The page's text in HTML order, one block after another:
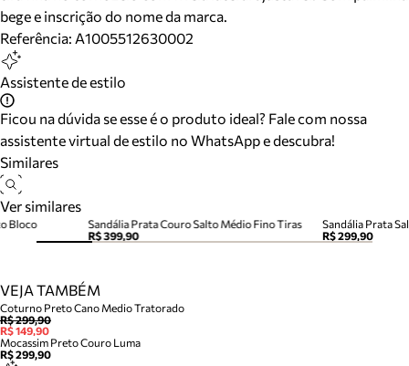
bege e inscrição do nome da marca.
Referência: A1005512630002
Assistente de estilo
Ficou na dúvida se esse é o produto ideal? Fale com nossa
assistente virtual de estilo no WhatsApp e descubra!
Similares
Ver similares
Sandália Prata Couro Salto Médio Fino Tiras
R$ 399,90
Sandália Prata
R$ 299,90
Bloco
VEJA TAMBÉM
Coturno Preto Cano Medio Tratorado
R$ 299,90
R$ 149,90
Mocassim Preto Couro Luma
R$ 299,90